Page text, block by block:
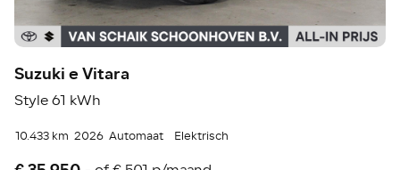
Suzuki e Vitara
Style 61 kWh
10.433 km 2026 Automaat Elektrisch